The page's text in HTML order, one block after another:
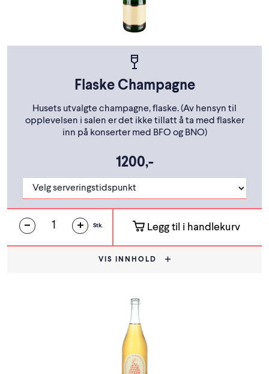
Flaske Champagne
Husets utvalgte champagne, flaske. (Av hensyn til
opplevelsen i salen er det ikke tillatt å ta med flasker
inn på konserter med BFO og BNO)
1200,-
Stk. Legg til i handlekurv
VIS INNHOLD